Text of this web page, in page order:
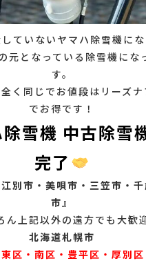
ていないヤマハ除雪機にな
元となっている除雪機にな
す。
く同じでお値段はリーズ
でお得です！
雪機 中古除雪
完了
別市・美唄市・三笠市・
市』
ん上記以外の遠方でも大歓
北海道札幌市
東区・南区・豊平区・厚別区